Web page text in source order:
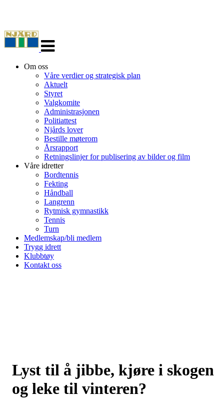
navigasjon
Om oss
Våre verdier og strategisk plan
Aktuelt
Styret
Valgkomite
Administrasjonen
Politiattest
Njårds lover
Bestille møterom
Årsrapport
Retningslinjer for publisering av bilder og film
Våre idretter
Bordtennis
Fekting
Håndball
Langrenn
Rytmisk gymnastikk
Tennis
Turn
Medlemskap/bli medlem
Trygg idrett
Klubbtøy
Kontakt oss
Lyst til å jibbe, kjøre i skogen
og leke til vinteren?